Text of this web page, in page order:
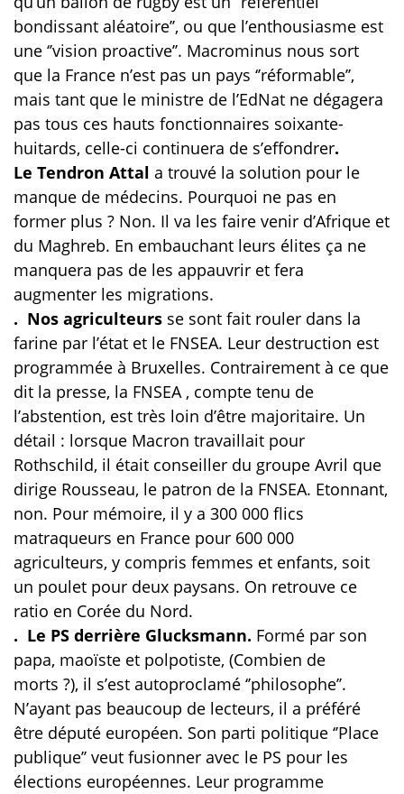
bondissant aléatoire’’, ou que l’enthousiasme est
une ‘’vision proactive’’. Macrominus nous sort
que la France n’est pas un pays ‘’réformable’’,
mais tant que le ministre de l’EdNat ne dégagera
pas tous ces hauts fonctionnaires soixante-
huitards, celle-ci continuera de s’effondrer.
Le Tendron Attal a trouvé la solution pour le
manque de médecins. Pourquoi ne pas en
former plus ? Non. Il va les faire venir d’Afrique et
du Maghreb. En embauchant leurs élites ça ne
manquera pas de les appauvrir et fera
augmenter les migrations.
. Nos agriculteurs se sont fait rouler dans la
farine par l’état et le FNSEA. Leur destruction est
programmée à Bruxelles. Contrairement à ce que
dit la presse, la FNSEA , compte tenu de
l’abstention, est très loin d’être majoritaire. Un
détail : lorsque Macron travaillait pour
Rothschild, il était conseiller du groupe Avril que
dirige Rousseau, le patron de la FNSEA. Etonnant,
non. Pour mémoire, il y a 300 000 flics
matraqueurs en France pour 600 000
agriculteurs, y compris femmes et enfants, soit
un poulet pour deux paysans. On retrouve ce
ratio en Corée du Nord.
. Le PS derrière Glucksmann. Formé par son
papa, maoïste et polpotiste, (Combien de
morts ?), il s’est autoproclamé ‘’philosophe’’.
N’ayant pas beaucoup de lecteurs, il a préféré
être député européen. Son parti politique ‘’Place
publique’’ veut fusionner avec le PS pour les
élections européennes. Leur programme